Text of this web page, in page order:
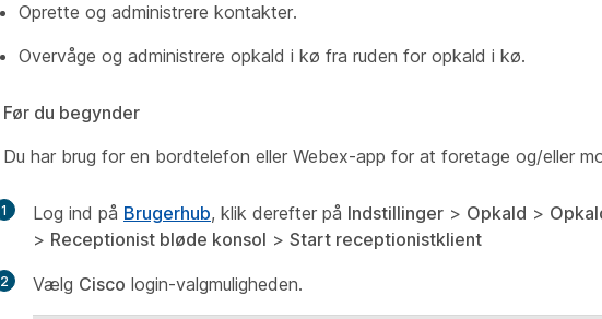
Oprette og administrere kontakter.
Overvåge og administrere opkald i kø fra ruden for opkald i kø.
Før du begynder
Du har brug for en bordtelefon eller Webex-app for at foretage og/eller
1 Log ind på Brugerhub, klik derefter på Indstillinger > Opkald >
> Receptionist bløde konsol > Start receptionistklient
2 Vælg Cisco login-valgmuligheden.